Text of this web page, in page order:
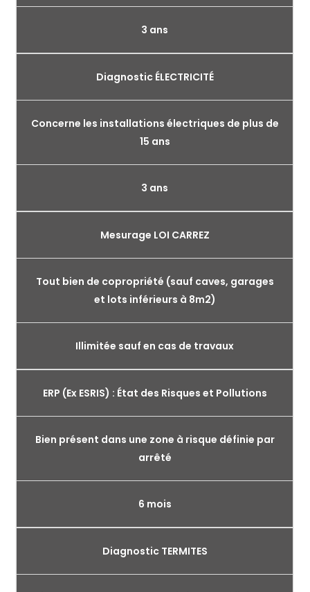
3 ans
Diagnostic ÉLECTRICITÉ
Concerne les installations électriques de plus de
15 ans
3 ans
Mesurage LOI CARREZ
Tout bien de copropriété (sauf caves, garages
et lots inférieurs à 8m2)
Illimitée sauf en cas de travaux
ERP (Ex ESRIS) : État des Risques et Pollutions
Bien présent dans une zone à risque définie par
arrêté
6 mois
Diagnostic TERMITES